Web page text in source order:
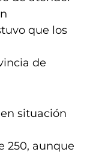
que los
de
situación
250, aunque